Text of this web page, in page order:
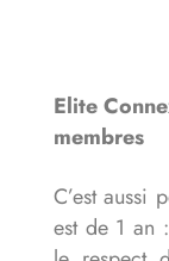
Elite
membres
C’est aussi
est de 1 an